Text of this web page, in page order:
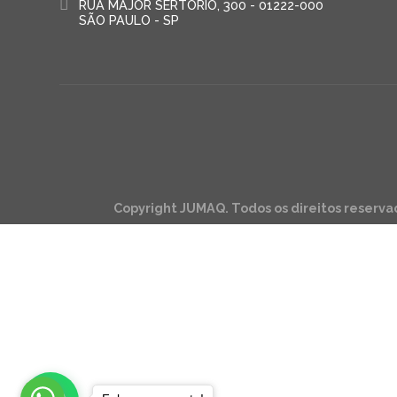
RUA MAJOR SERTÓRIO, 300 - 01222-000
SÃO PAULO - SP
Copyright JUMAQ. Todos os direitos